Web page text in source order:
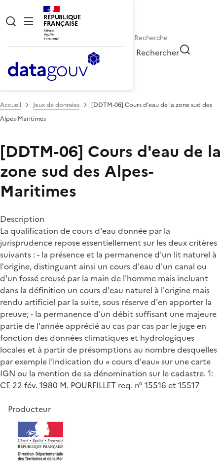
RÉPUBLIQUE
FRANÇAISE
Rechercher
Accueil Jeux de données
[DDTM-06] Cours d'eau de la zone sud des
Alpes-Maritimes
[DDTM-06] Cours d'eau de la
zone sud des Alpes-
Maritimes
Description
La qualification de cours d'eau donnée par la
jurisprudence repose essentiellement sur les deux critères
suivants : - la présence et la permanence d'un lit naturel à
l'origine, distinguant ainsi un cours d'eau d'un canal ou
d'un fossé creusé par la main de l'homme mais incluant
dans la définition un cours d'eau naturel à l'origine mais
rendu artificiel par la suite, sous réserve d'en apporter la
preuve; - la permanence d'un débit suffisant une majeure
partie de l'année apprécié au cas par cas par le juge en
fonction des données climatiques et hydrologiques
locales et à partir de présomptions au nombre desquelles
par exemple l'indication du « cours d'eau» sur une carte
IGN ou la mention de sa dénomination sur le cadastre. 1:
CE 22 fév. 1980 M. POURFILLET req. n° 15516 et 15517
Producteur